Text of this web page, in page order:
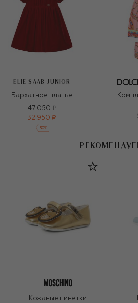
ELIE SAAB JUNIOR
Бархатное платье
47 050 ₽
32 950 ₽
-30%
Кожаные пинетки